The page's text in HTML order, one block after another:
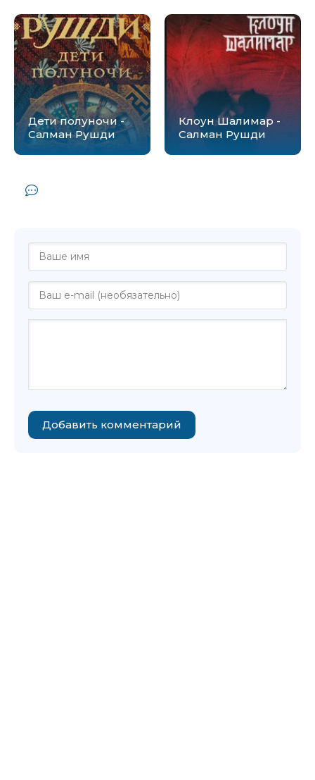
Дети полуночи -
Салман Рушди
Клоун Шалимар -
Салман Рушди
Добавить комментарий